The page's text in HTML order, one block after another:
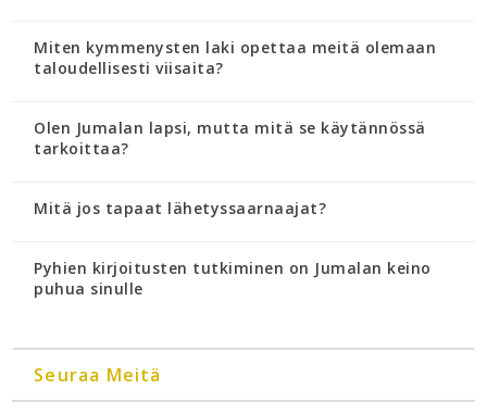
Miten kymmenysten laki opettaa meitä olemaan
taloudellisesti viisaita?
Olen Jumalan lapsi, mutta mitä se käytännössä
tarkoittaa?
Mitä jos tapaat lähetyssaarnaajat?
Pyhien kirjoitusten tutkiminen on Jumalan keino
puhua sinulle
Seuraa Meitä